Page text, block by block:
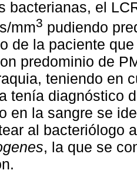
bacterianas, el
mm3 pudiendo
de la paciente
predominio de
teniendo en
tenía diagnóstico
en la sangre se
al bacteriólogo
, la que se